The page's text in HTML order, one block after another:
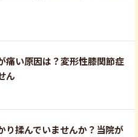
痛い原因は？変形性膝関節症
ん
り揉んでいませんか？当院が